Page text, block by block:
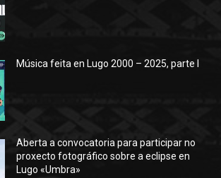
Música feita en Lugo 2000 – 2025, parte I
Aberta a convocatoria para participar no
proxecto fotográfico sobre a eclipse en
Lugo «Umbra»